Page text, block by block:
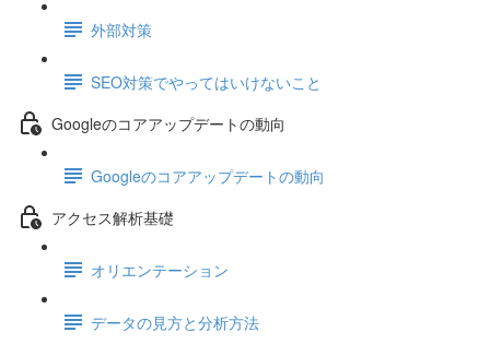
外部対策
SEO対策でやってはいけないこと
Googleのコアアップデートの動向
Googleのコアアップデートの動向
アクセス解析基礎
オリエンテーション
データの見方と分析方法